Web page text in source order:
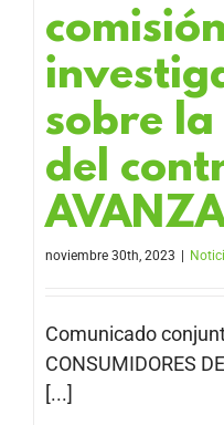
sobre
del
noviembre 30th, 2023
Comunicado
CONSUMIDORES
[...]